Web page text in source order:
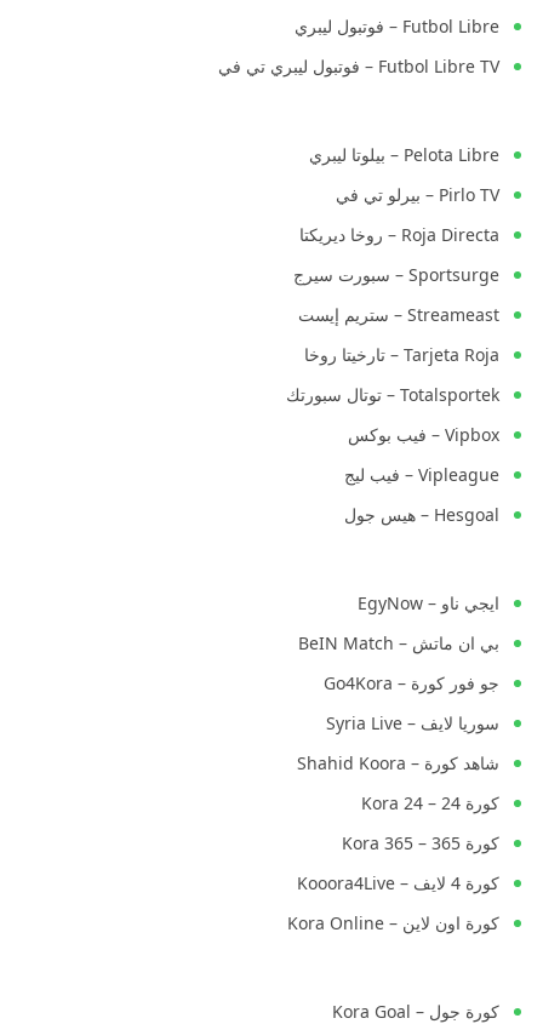
Futbol Libre – فوتبول ليبري
Futbol Libre TV – فوتبول ليبري تي في
Pelota Libre – بيلوتا ليبري
Pirlo TV – بيرلو تي في
Roja Directa – روخا ديريكتا
Sportsurge – سبورت سيرج
Streameast – ستريم إيست
Tarjeta Roja – تارخيتا روخا
Totalsportek – توتال سبورتك
Vipbox – فيب بوكس
Vipleague – فيب ليج
Hesgoal – هيس جول
ايجي ناو – EgyNow
بي ان ماتش – BeIN Match
جو فور كورة – Go4Kora
سوريا لايف – Syria Live
شاهد كورة – Shahid Koora
كورة 24 – Kora 24
كورة 365 – Kora 365
كورة 4 لايف – Kooora4Live
كورة اون لاين – Kora Online
كورة جول – Kora Goal